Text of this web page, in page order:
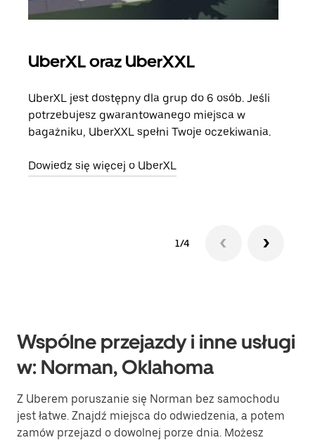
UberXL oraz UberXXL
UberXL jest dostępny dla grup do 6 osób. Jeśli
potrzebujesz gwarantowanego miejsca w
bagażniku, UberXXL spełni Twoje oczekiwania.
Dowiedz się więcej o UberXL
1/4
Wspólne przejazdy i inne usługi
w: Norman, Oklahoma
Z Uberem poruszanie się Norman bez samochodu
jest łatwe. Znajdź miejsca do odwiedzenia, a potem
zamów przejazd o dowolnej porze dnia. Możesz